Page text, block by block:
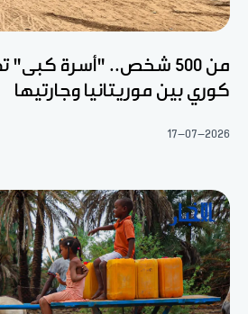
من 500 شخص.. "أسرة كبى"
كوري بين موريتانيا وجارتيها
17-07-2026